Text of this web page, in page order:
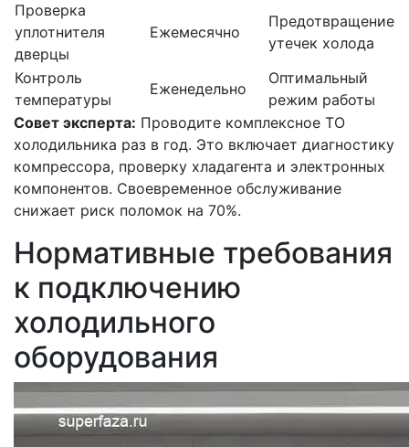
Проверка
уплотнителя
дверцы
Ежемесячно
Предотвращение
утечек холода
Контроль
температуры
Еженедельно
Оптимальный
режим работы
Совет эксперта: Проводите комплексное ТО
холодильника раз в год. Это включает диагностику
компрессора, проверку хладагента и электронных
компонентов. Своевременное обслуживание
снижает риск поломок на 70%.
Нормативные требования
к подключению
холодильного
оборудования